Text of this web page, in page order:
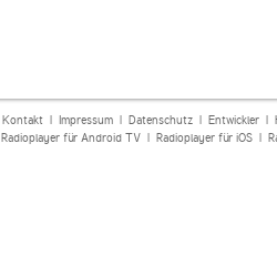
Kontakt| Impressum| Datenschutz| Entwickler|
Radioplayer für Android TV| Radioplayer für iOS|